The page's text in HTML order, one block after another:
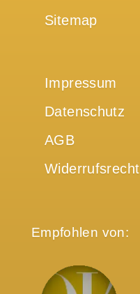
Sitemap
Impressum
Datenschutz
AGB
Widerrufsrecht
Empfohlen von: